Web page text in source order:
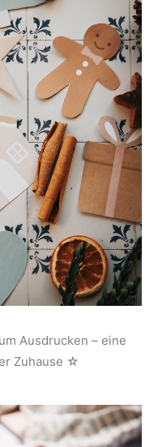
Ausdrucken – eine
Zuhause ☆